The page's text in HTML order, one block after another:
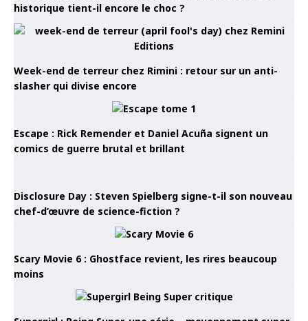
historique tient-il encore le choc ?
Week-end de terreur chez Rimini : retour sur un anti-
slasher qui divise encore
Escape : Rick Remender et Daniel Acuña signent un
comics de guerre brutal et brillant
Disclosure Day : Steven Spielberg signe-t-il son nouveau
chef-d’œuvre de science-fiction ?
Scary Movie 6 : Ghostface revient, les rires beaucoup
moins